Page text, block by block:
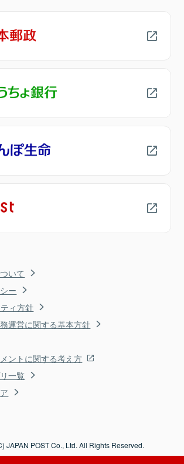
いて
ー
ィ方針
運営に関する基本方針
ントに関する考え方
一覧
JAPAN POST Co., Ltd. All Rights Reserved.